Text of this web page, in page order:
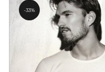
33%